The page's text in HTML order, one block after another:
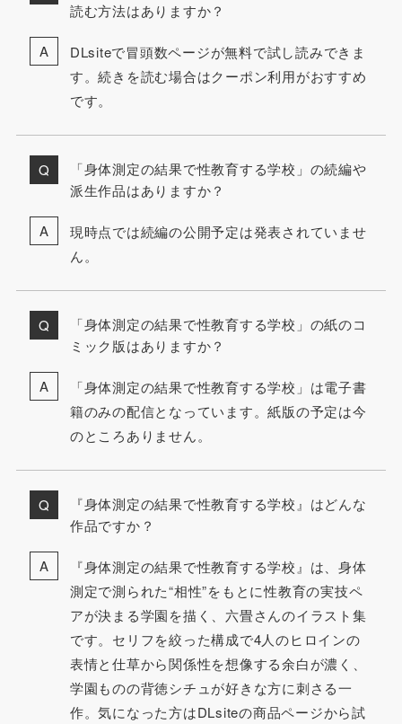
読む方法はありますか？
DLsiteで冒頭数ページが無料で試し読みできま
す。続きを読む場合はクーポン利用がおすすめ
です。
「身体測定の結果で性教育する学校」の続編や
派生作品はありますか？
現時点では続編の公開予定は発表されていませ
ん。
「身体測定の結果で性教育する学校」の紙のコ
ミック版はありますか？
「身体測定の結果で性教育する学校」は電子書
籍のみの配信となっています。紙版の予定は今
のところありません。
『身体測定の結果で性教育する学校』はどんな
作品ですか？
『身体測定の結果で性教育する学校』は、身体
測定で測られた“相性”をもとに性教育の実技ペ
アが決まる学園を描く、六畳さんのイラスト集
です。セリフを絞った構成で4人のヒロインの
表情と仕草から関係性を想像する余白が濃く、
学園ものの背徳シチュが好きな方に刺さる一
作。気になった方はDLsiteの商品ページから試